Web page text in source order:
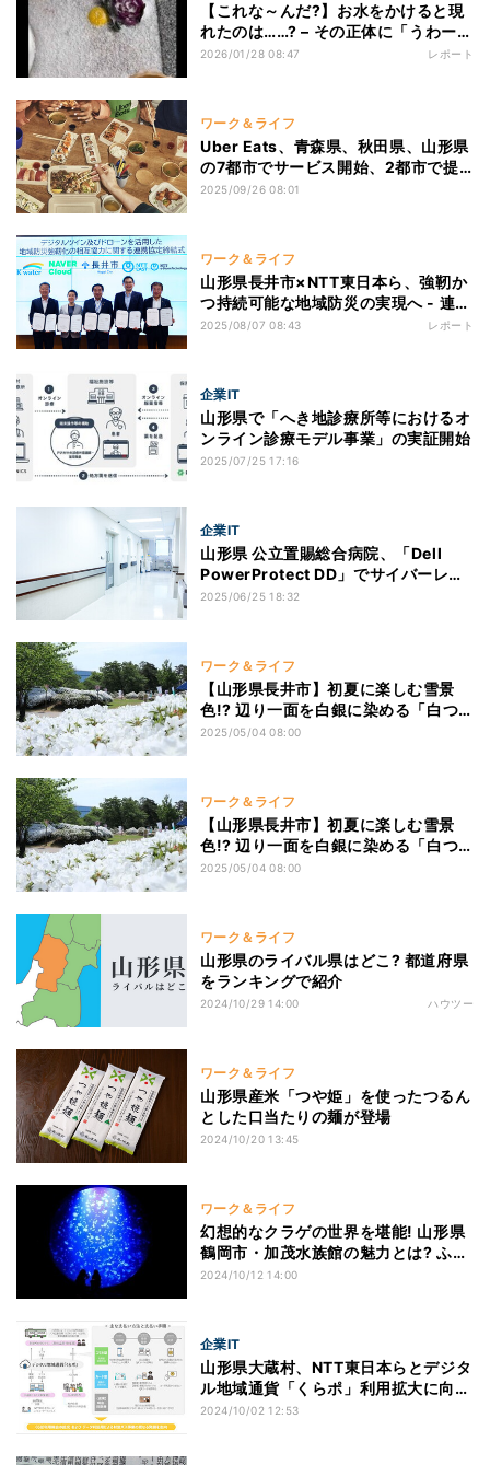
【これな～んだ?】お水をかけると現
れたのは……? – その正体に「うわーー
ーーーーっ素敵…」「天然のアート作
2026/01/28 08:47 レポート
ワーク＆ライフ
Uber Eats、青森県、秋田県、山形県
の7都市でサービス開始、2都市で提
供エリア拡大
2025/09/26 08:01
ワーク＆ライフ
山形県長井市×NTT東日本ら、強靭か
つ持続可能な地域防災の実現へ - 連携
協定を締結
2025/08/07 08:43 レポート
企業IT
山形県で「へき地診療所等におけるオ
ンライン診療モデル事業」の実証開始
2025/07/25 17:16
企業IT
山形県 公立置賜総合病院、「Dell
PowerProtect DD」でサイバーレジ
リエンスを強化
2025/06/25 18:32
ワーク＆ライフ
【山形県長井市】初夏に楽しむ雪景
色!? 辺り一面を白銀に染める「白つ
つじまつり」、人気のふるさと納税返
2025/05/04 08:00
ワーク＆ライフ
【山形県長井市】初夏に楽しむ雪景
色!? 辺り一面を白銀に染める「白つ
つじまつり」、人気のふるさと納税返
2025/05/04 08:00
ワーク＆ライフ
山形県のライバル県はどこ? 都道府県
をランキングで紹介
2024/10/29 14:00 ハウツー
ワーク＆ライフ
山形県産米「つや姫」を使ったつるん
とした口当たりの麺が登場
2024/10/20 13:45
ワーク＆ライフ
幻想的なクラゲの世界を堪能! 山形県
鶴岡市・加茂水族館の魅力とは? ふる
さと納税返礼品で市内に宿泊も
2024/10/12 14:00
企業IT
山形県大蔵村、NTT東日本らとデジタ
ル地域通貨「くらポ」利用拡大に向け
た取り組み
2024/10/02 12:53